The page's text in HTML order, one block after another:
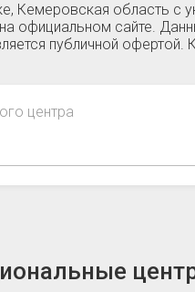
Кемеровская область c
официальном сайте.
публичной офертой.
центра